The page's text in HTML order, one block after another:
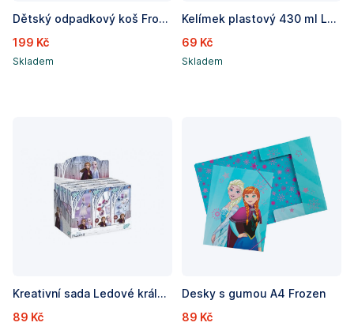
Dětský odpadkový koš Frozen/Ledové království, výška 22,5 cm
199 Kč
Skladem
Kelímek plastový 430 ml Ledové království
69 Kč
Skladem
Kreativní sada Ledové království II/Frozen II 3 druhy v krabičce 6x13x3,5cm 12ks v boxu
89 Kč
Desky s gumou A4 Frozen
89 Kč